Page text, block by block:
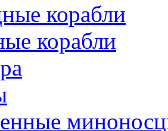
корабли
корабли